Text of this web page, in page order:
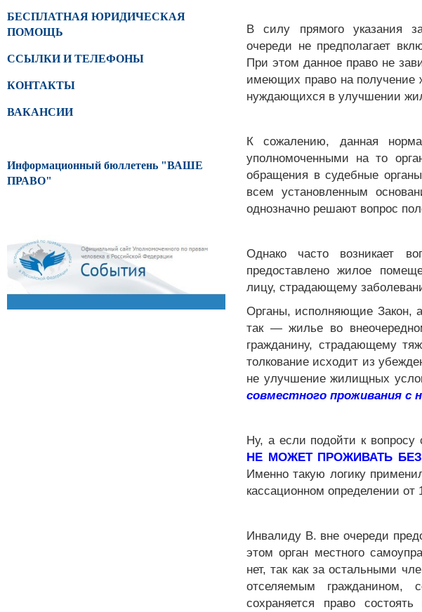
БЕСПЛАТНАЯ ЮРИДИЧЕСКАЯ
ПОМОЩЬ
ССЫЛКИ И ТЕЛЕФОНЫ
КОНТАКТЫ
ВАКАНСИИ
Информационный бюллетень "ВАШЕ
ПРАВО"
В силу прямого указания
очереди не предполагает
При этом данное право не
имеющих право на получение
нуждающихся в улучшении
К сожалению, данная норма
уполномоченными на то
обращения в судебные
всем установленным
однозначно решают вопрос
Однако часто возникает
предоставлено жилое
лицу, страдающему
Органы, исполняющие Закон,
так —жилье во
гражданину, страдающему
толкование исходит из
не улучшение жилищных
совместного проживания с
Ну, а если подойти к
НЕ МОЖЕТ ПРОЖИВАТЬ
Именно такую логику
кассационном определении от
Инвалиду В. вне очереди
этом орган местного
нет, так как за остальными
отселяемым гражданином,
сохраняется право